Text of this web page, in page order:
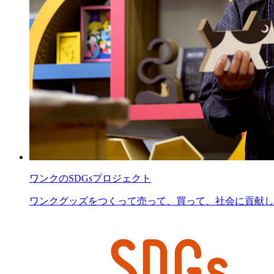
ワンクのSDGsプロジェクト
ワンクグッズをつくって売って、買って、社会に貢献